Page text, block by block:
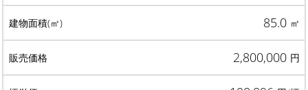
85.0 ㎡
2,800,000 円